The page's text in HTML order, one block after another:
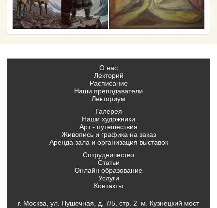
О нас
Лекторий
Расписание
Наши преподаватели
Лекториум
Галерея
Наши художники
Арт - путешествия
Живопись и графика на заказ
Аренда зала и организация выставок
Сотрудничество
Статьи
Онлайн образование
Услуги
Контакты
г. Москва, ул. Пушечная, д. 7/5, стр. 2 м. Кузнецкий мост